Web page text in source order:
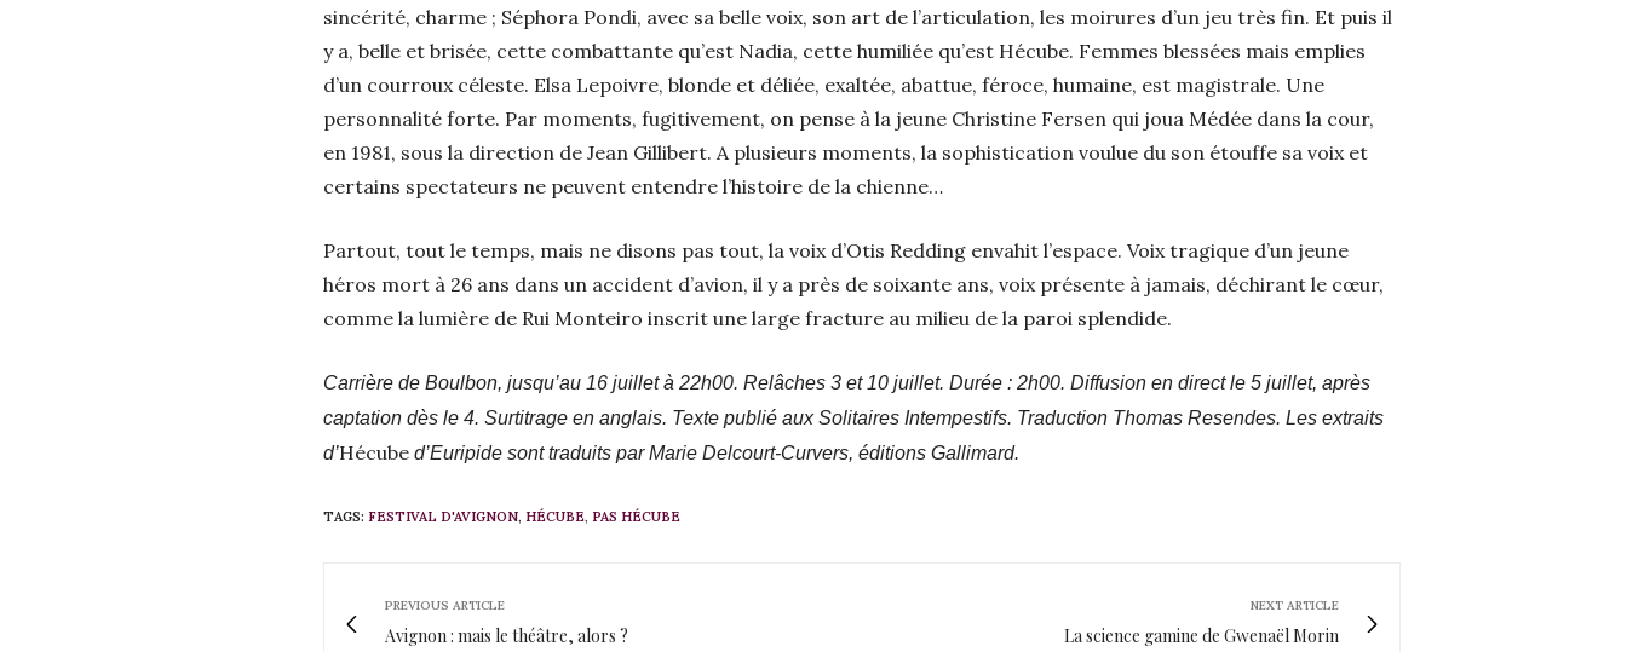
sincérité, charme ; Séphora Pondi, avec sa belle voix, son art de l’articulation, les moirures d’un jeu très fin. Et puis il
y a, belle et brisée, cette combattante qu’est Nadia, cette humiliée qu’est Hécube. Femmes blessées mais emplies
d’un courroux céleste. Elsa Lepoivre, blonde et déliée, exaltée, abattue, féroce, humaine, est magistrale. Une
personnalité forte. Par moments, fugitivement, on pense à la jeune Christine Fersen qui joua Médée dans la cour,
en 1981, sous la direction de Jean Gillibert. A plusieurs moments, la sophistication voulue du son étouffe sa voix et
certains spectateurs ne peuvent entendre l’histoire de la chienne…
Partout, tout le temps, mais ne disons pas tout, la voix d’Otis Redding envahit l’espace. Voix tragique d’un jeune
héros mort à 26 ans dans un accident d’avion, il y a près de soixante ans, voix présente à jamais, déchirant le cœur,
comme la lumière de Rui Monteiro inscrit une large fracture au milieu de la paroi splendide.
Carrière de Boulbon, jusqu’au 16 juillet à 22h00. Relâches 3 et 10 juillet. Durée : 2h00. Diffusion en direct le 5 juillet, après
captation dès le 4. Surtitrage en anglais. Texte publié aux Solitaires Intempestifs. Traduction Thomas Resendes. Les extraits
d’Hécube d’Euripide sont traduits par Marie Delcourt-Curvers, éditions Gallimard.
TAGS: FESTIVAL D'AVIGNON, HÉCUBE, PAS HÉCUBE
PREVIOUS ARTICLE
Avignon : mais le théâtre, alors ?
NEXT ARTICLE
La science gamine de Gwenaël Morin